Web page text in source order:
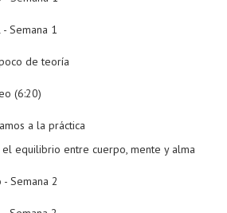
Semana 1
de teoría
(6:20)
a la práctica
el equilibrio entre cuerpo, mente y alma
Semana 2